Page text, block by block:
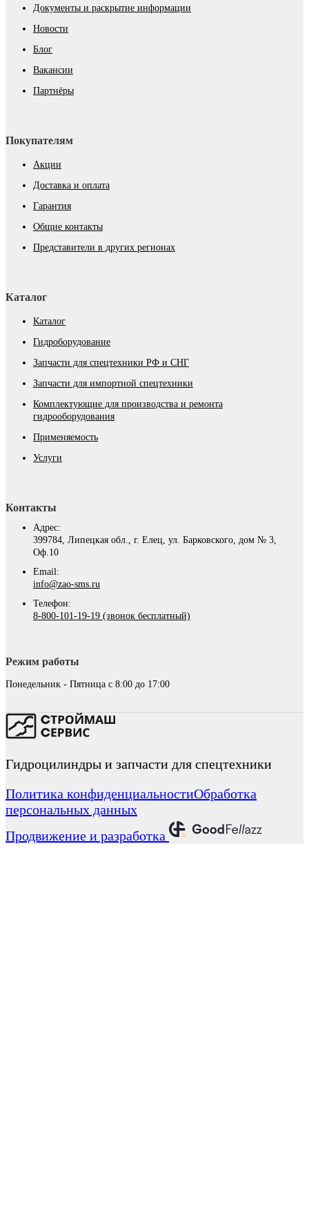
Документы и раскрытие информации
Новости
Блог
Вакансии
Партнёры
Покупателям
Акции
Доставка и оплата
Гарантия
Общие контакты
Представители в других регионах
Каталог
Каталог
Гидроборудование
Запчасти для спецтехники РФ и СНГ
Запчасти для импортной спецтехники
Комплектующие для производства и ремонта
гидрооборудования
Применяемость
Услуги
Контакты
Адрес:
399784, Липецкая обл., г. Елец, ул. Барковского, дом № 3,
Оф.10
Email:
info@zao-sms.ru
Телефон:
8-800-101-19-19 (звонок бесплатный)
Режим работы
Понедельник - Пятница с 8:00 до 17:00
Гидроцилиндры и запчасти для спецтехники
Политика конфиденциальностиОбработка
персональных данных
Продвижение и разработка